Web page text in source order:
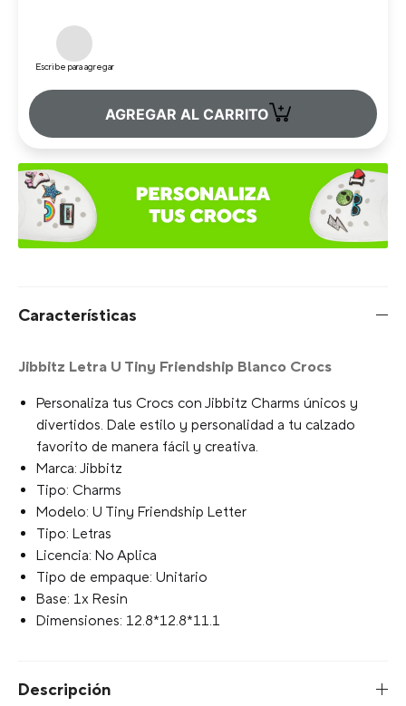
Escribe para agregar
AGREGAR AL CARRITO +
Características
Jibbitz Letra U Tiny Friendship Blanco Crocs
Personaliza tus Crocs con Jibbitz Charms únicos y
divertidos. Dale estilo y personalidad a tu calzado
favorito de manera fácil y creativa.
Marca: Jibbitz
Tipo: Charms
Modelo: U Tiny Friendship Letter
Tipo: Letras
Licencia: No Aplica
Tipo de empaque: Unitario
Base: 1x Resin
Dimensiones: 12.8*12.8*11.1
Descripción